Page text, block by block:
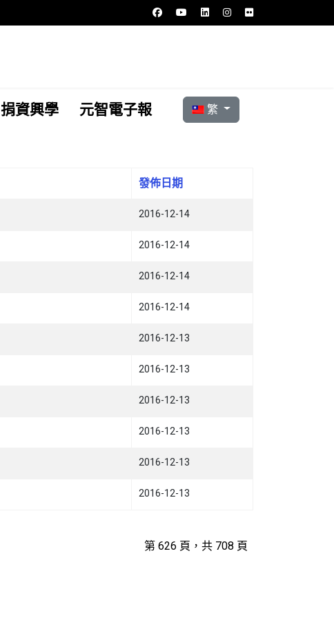
捐資興學 元智電子報 選擇你的語言
繁
發佈日期
2016-12-14
2016-12-14
2016-12-14
2016-12-14
2016-12-13
2016-12-13
2016-12-13
2016-12-13
2016-12-13
2016-12-13
第 626 頁，共 708 頁